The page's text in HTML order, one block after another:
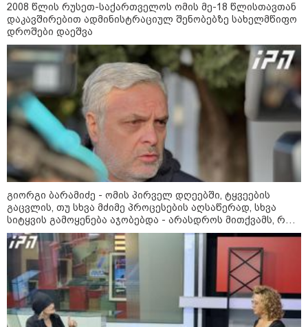
09:52 / 07-08-2026
"რაკეტები ჩვენც გვჭირდება" - დონალდ
ტრამპი უკრაინისთვის Patriot-ის
რაკეტების გაგზავნაზე
2008 წლის რუსეთ-საქართველოს ომის მე-18 წლისთავთან
დაკავშირებით ადმინისტრაციულ შენობებზე სახელმწიფო
დროშები დაეშვა
გიორგი ბარამიძე - ომის პირველ დღეებში, ტყვეების
გაცვლის, თუ სხვა მძიმე პროცესების აღსაწერად, სხვა
სიტყვის გამოყენება აჯობებდა - არასდროს მითქვამს, რომ
ჩვენები ხელებაწეულს ან დატყვევებულს "ხვრეტდნენ", ეგ
არასდროს მინახავს და არც რაიმე ფაქტი ვიცი